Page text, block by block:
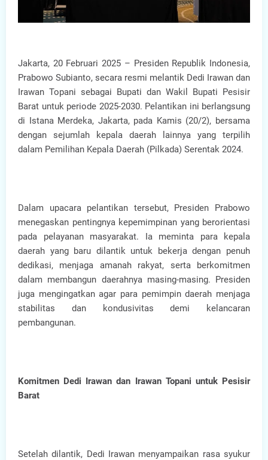
Jakarta, 20 Februari 2025 – Presiden Republik Indonesia,
Prabowo Subianto, secara resmi melantik Dedi Irawan dan
Irawan Topani sebagai Bupati dan Wakil Bupati Pesisir
Barat untuk periode 2025-2030. Pelantikan ini berlangsung
di Istana Merdeka, Jakarta, pada Kamis (20/2), bersama
dengan sejumlah kepala daerah lainnya yang terpilih
dalam Pemilihan Kepala Daerah (Pilkada) Serentak 2024.
Dalam upacara pelantikan tersebut, Presiden Prabowo
menegaskan pentingnya kepemimpinan yang berorientasi
pada pelayanan masyarakat. Ia meminta para kepala
daerah yang baru dilantik untuk bekerja dengan penuh
dedikasi, menjaga amanah rakyat, serta berkomitmen
dalam membangun daerahnya masing-masing. Presiden
juga mengingatkan agar para pemimpin daerah menjaga
stabilitas dan kondusivitas demi kelancaran
pembangunan.
Komitmen Dedi Irawan dan Irawan Topani untuk Pesisir
Barat
Setelah dilantik, Dedi Irawan menyampaikan rasa syukur